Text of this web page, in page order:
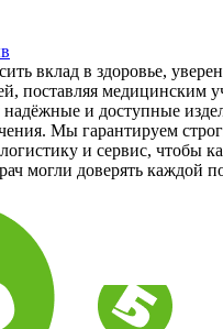
вклад в здоровье,
поставляя медицинским
и доступные
Мы гарантируем
и сервис, чтобы
могли доверять каждой